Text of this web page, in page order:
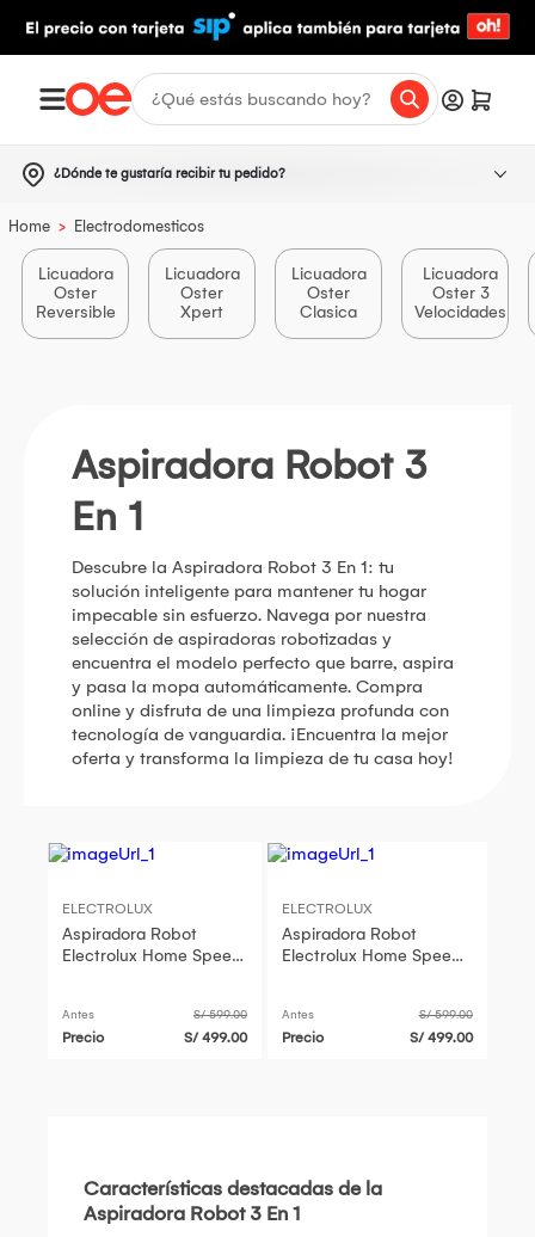
¿Dónde te gustaría recibir tu pedido?
Home > Electrodomesticos
Licuadora
Oster
Reversible
Licuadora
Oster
Xpert
Licuadora
Oster
Clasica
Licuadora
Oster 3
Velocidades
Aspiradora Robot 3
En 1
Descubre la Aspiradora Robot 3 En 1: tu
solución inteligente para mantener tu hogar
impecable sin esfuerzo. Navega por nuestra
selección de aspiradoras robotizadas y
encuentra el modelo perfecto que barre, aspira
y pasa la mopa automáticamente. Compra
online y disfruta de una limpieza profunda con
tecnología de vanguardia. ¡Encuentra la mejor
oferta y transforma la limpieza de tu casa hoy!
ELECTROLUX
Aspiradora Robot
Electrolux Home Speed
Antes S/ 599.00
Precio S/ 499.00
ELECTROLUX
Aspiradora Robot
Electrolux Home Speed
Antes S/ 599.00
Precio S/ 499.00
Características destacadas de la
Aspiradora Robot 3 En 1